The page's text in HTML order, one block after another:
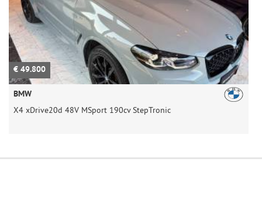
€ 49.800
BMW
X4 xDrive20d 48V MSport 190cv StepTronic